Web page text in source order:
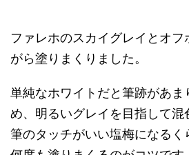
ファレホのスカイグレイとオ
がら塗りまくりました。
単純なホワイトだと筆跡があま
め、明るいグレイを目指して混
筆のタッチがいい塩梅になるく